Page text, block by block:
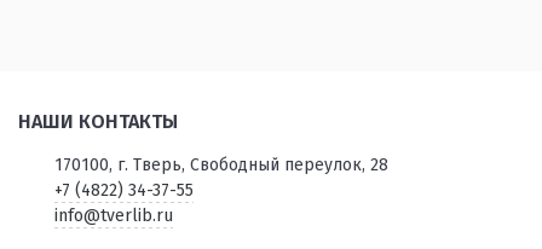
НАШИ КОНТАКТЫ
170100, г. Тверь, Свободный переулок, 28
+7 (4822) 34-37-55
info@tverlib.ru